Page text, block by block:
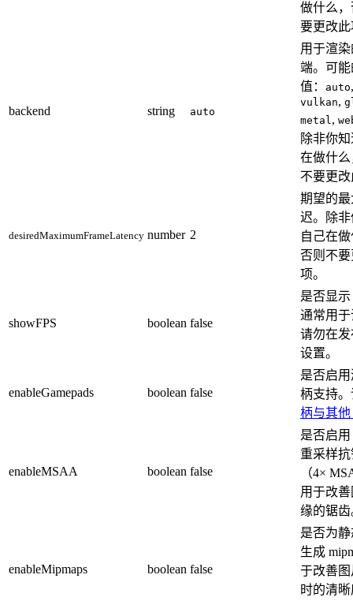
做什么
要更改
backend string auto
用于渲
端。可能
值：
auto
vulkan,
metal,
除非你
在做什
不要更
desiredMaximumFrameLatency number 2
期望的
迟。除
自己在
否则不
项。
showFPS boolean false
是否显示
通常用
请勿在
设置。
enableGamepads boolean false
是否启
柄支持
柄与其他
enableMSAA boolean false
是否启
重采样
（4×
用于改
缘的锯齿
enableMipmaps boolean false
是否为
生成
于改善
时的清